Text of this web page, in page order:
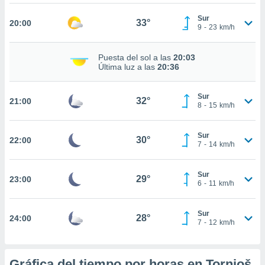
se
Puedes
web a
20:00 33°
Sur
9 - 23 km/h
Puesta del sol a las 20:03
Última luz a las 20:36
21:00 32°
Sur
8 - 15 km/h
22:00 30°
Sur
7 - 14 km/h
23:00 29°
Sur
6 - 11 km/h
24:00 28°
Sur
7 - 12 km/h